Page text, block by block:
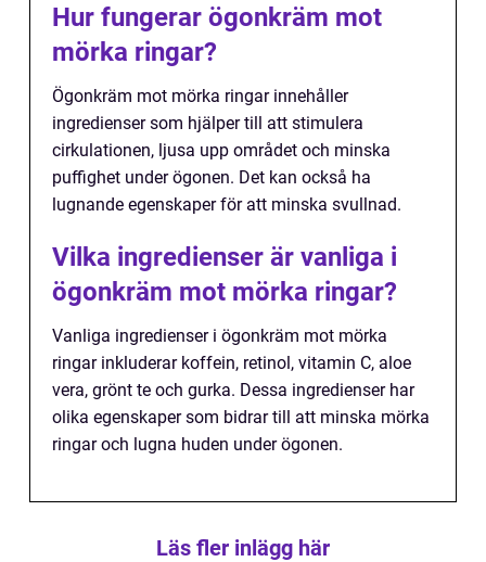
Hur fungerar ögonkräm mot
mörka ringar?
Ögonkräm mot mörka ringar innehåller
ingredienser som hjälper till att stimulera
cirkulationen, ljusa upp området och minska
puffighet under ögonen. Det kan också ha
lugnande egenskaper för att minska svullnad.
Vilka ingredienser är vanliga i
ögonkräm mot mörka ringar?
Vanliga ingredienser i ögonkräm mot mörka
ringar inkluderar koffein, retinol, vitamin C, aloe
vera, grönt te och gurka. Dessa ingredienser har
olika egenskaper som bidrar till att minska mörka
ringar och lugna huden under ögonen.
Läs fler inlägg här